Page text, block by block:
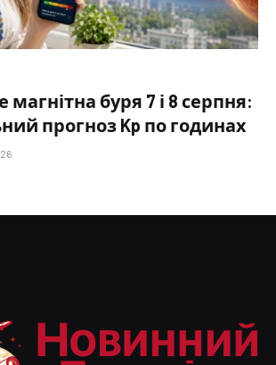
магнітна буря 7 і 8 серпня:
прогноз Kp по годинах